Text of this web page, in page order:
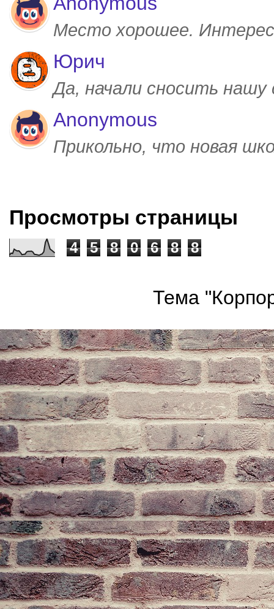
Место хорошее.
Юрич
Да, начали сносить
Anonymous
Прикольно, что новая
Просмотры страницы
4 5 8 0 6 8 8
Тема